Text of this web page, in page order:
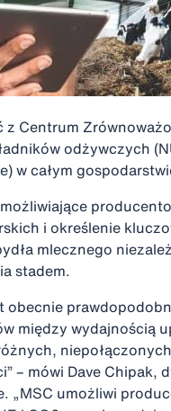
Centrum
odżywczych
w całym
i określenie
mlecznego
stadem.
obecnie
między wydajnością
– mówi Dave
„MSC umożliwi